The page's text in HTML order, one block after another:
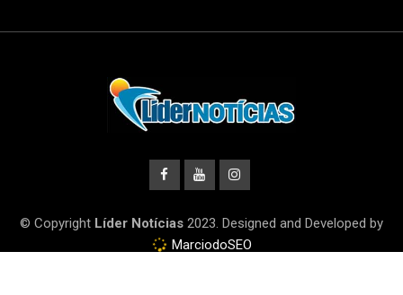
© Copyright Líder Notícias 2023. Designed and Developed by
MarciodoSEO